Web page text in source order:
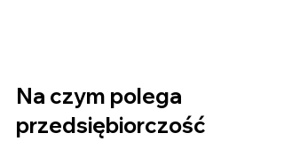
Na czym polega
przedsiębiorczość